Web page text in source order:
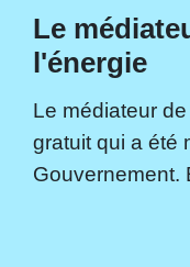
Le
l'énergie
Le médiateur
gratuit qui a été
Gouvernement.